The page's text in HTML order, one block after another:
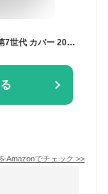
【Maledan】対応iPad 9世代 ケース 2021 第8/第7世代 カバー 2020/2019対応 クリア 透明 アクリル ペンホルダー付き スタンドケース 軽量 薄型 裏全透明 三つ折りスマート オートスリープ機能 10.2インチ
Amazonでチェック >>